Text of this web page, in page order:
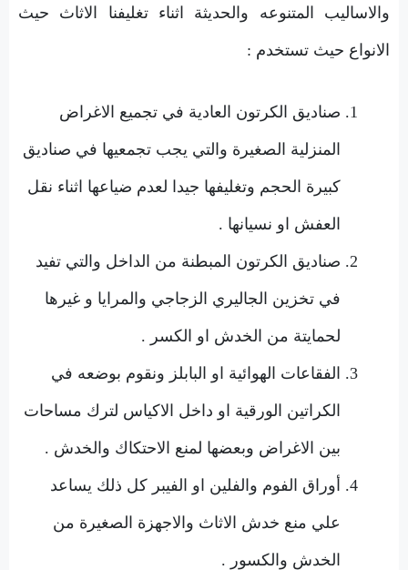
والاساليب المتنوعه والحديثة اثناء تغليفنا الاثاث حيث
الانواع حيث تستخدم :
صناديق الكرتون العادية في تجميع الاغراض
المنزلية الصغيرة والتي يجب تجمعيها في صناديق
كبيرة الحجم وتغليفها جيدا لعدم ضياعها اثناء نقل
العفش او نسيانها .
صناديق الكرتون المبطنة من الداخل والتي تفيد
في تخزين الجاليري الزجاجي والمرايا و غيرها
لحمايتة من الخدش او الكسر .
الفقاعات الهوائية او البابلز ونقوم بوضعه في
الكراتين الورقية او داخل الاكياس لترك مساحات
بين الاغراض وبعضها لمنع الاحتكاك والخدش .
أوراق الفوم والفلين او الفيبر كل ذلك يساعد
علي منع خدش الاثاث والاجهزة الصغيرة من
الخدش والكسور .